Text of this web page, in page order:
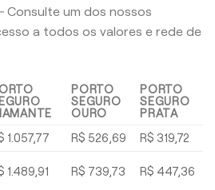
Consulte um dos nossos
a todos os valores e rede de
PORTO
SEGURO
OURO
PORTO
SEGURO
PRATA
1.057,77 R$ 526,69
R$ 319,72
1.489,91 R$ 739,73 R$ 447,36